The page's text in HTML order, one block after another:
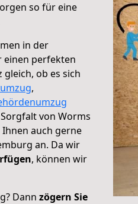
so für eine
in der
einen perfekten
ob es sich
,
von Worms
auch gerne
an. Da wir
, können wir
Dann zögern Sie